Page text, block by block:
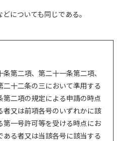
についても同じである。
第二項、第二十一条第二項、
十二条の三において準用する
二項の規定による申請の時点
者又は前項各号のいずれかに該
一号許可等を受ける時点にお
る者又は当該各号に該当する